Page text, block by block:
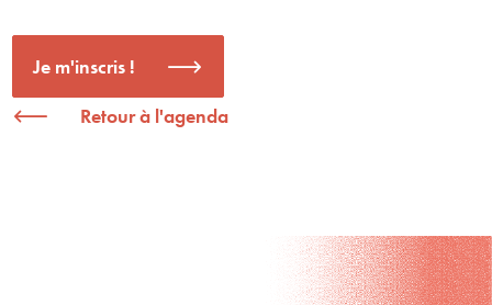
Je m'inscris !
Retour à l'agenda